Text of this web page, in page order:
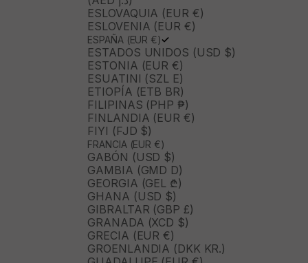
ESLOVAQUIA (EUR €)
ESLOVENIA (EUR €)
ESPAÑA (EUR €)
ESTADOS UNIDOS (USD $)
ESTONIA (EUR €)
ESUATINI (SZL E)
ETIOPÍA (ETB BR)
FILIPINAS (PHP ₱)
FINLANDIA (EUR €)
FIYI (FJD $)
FRANCIA (EUR €)
GABÓN (USD $)
GAMBIA (GMD D)
GEORGIA (GEL ₾)
GHANA (USD $)
GIBRALTAR (GBP £)
GRANADA (XCD $)
GRECIA (EUR €)
GROENLANDIA (DKK KR.)